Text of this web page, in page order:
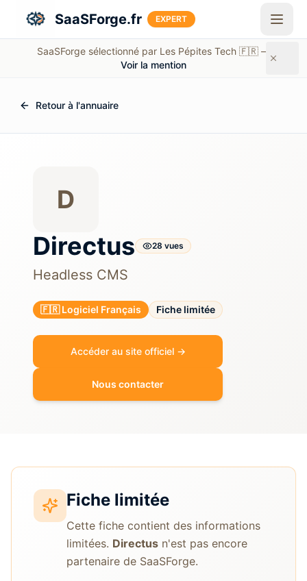
Aller au contenu principal
SaaSForge.fr EXPERT
SaaSForge sélectionné par Les Pépites Tech 🇫🇷 —
Voir la mention
Retour à l'annuaire
D
Directus
28 vues
Headless CMS
🇫🇷 Logiciel Français Fiche limitée
Accéder au site officiel →
Nous contacter
Fiche limitée
Cette fiche contient des informations
limitées. Directus n'est pas encore
partenaire de SaaSForge.